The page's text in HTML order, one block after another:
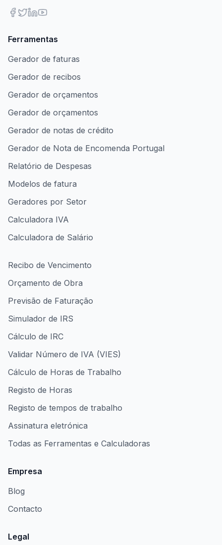
Ferramentas
Gerador de faturas
Gerador de recibos
Gerador de orçamentos
Gerador de orçamentos
Gerador de notas de crédito
Gerador de Nota de Encomenda Portugal
Relatório de Despesas
Modelos de fatura
Geradores por Setor
Calculadora IVA
Calculadora de Salário
Recibo de Vencimento
Orçamento de Obra
Previsão de Faturação
Simulador de IRS
Cálculo de IRC
Validar Número de IVA (VIES)
Cálculo de Horas de Trabalho
Registo de Horas
Registo de tempos de trabalho
Assinatura eletrónica
Todas as Ferramentas e Calculadoras
Empresa
Blog
Contacto
Legal